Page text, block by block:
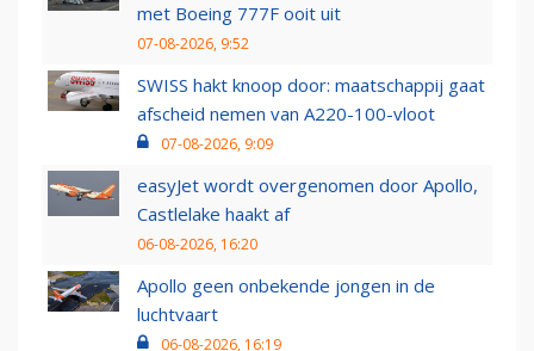
met Boeing 777F ooit uit
07-08-2026, 9:52
SWISS hakt knoop door: maatschappij gaat
afscheid nemen van A220-100-vloot
07-08-2026, 9:09
easyJet wordt overgenomen door Apollo,
Castlelake haakt af
06-08-2026, 16:20
Apollo geen onbekende jongen in de
luchtvaart
06-08-2026, 16:19